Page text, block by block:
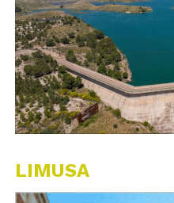
LIMUSA